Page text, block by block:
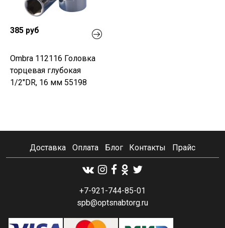
385 руб
Ombra 112116 Головка
торцевая глубокая
1/2"DR, 16 мм 55198
Доставка Оплата Блог Контакты Прайс
+7-921-744-85-01
spb@optsnabtorg.ru